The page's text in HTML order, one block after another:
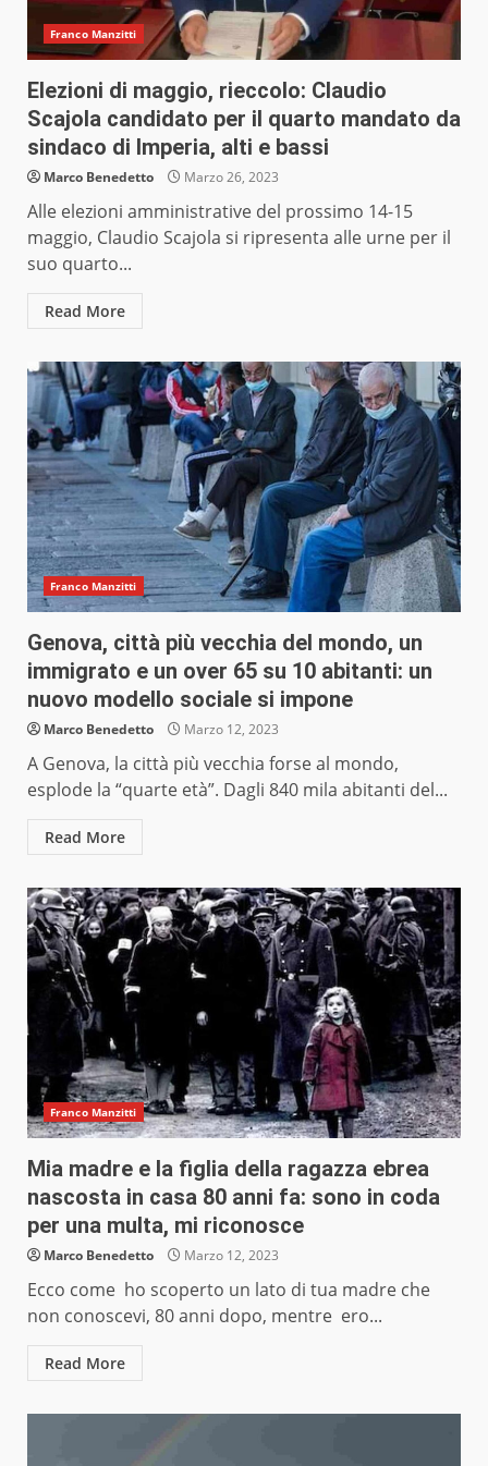
Franco Manzitti
Elezioni di maggio, rieccolo: Claudio
Scajola candidato per il quarto mandato da
sindaco di Imperia, alti e bassi
Marco Benedetto Marzo 26, 2023
Alle elezioni amministrative del prossimo 14-15
maggio, Claudio Scajola si ripresenta alle urne per il
suo quarto...
Read More
Franco Manzitti
Genova, città più vecchia del mondo, un
immigrato e un over 65 su 10 abitanti: un
nuovo modello sociale si impone
Marco Benedetto Marzo 12, 2023
A Genova, la città più vecchia forse al mondo,
esplode la “quarte età”. Dagli 840 mila abitanti del...
Read More
Franco Manzitti
Mia madre e la figlia della ragazza ebrea
nascosta in casa 80 anni fa: sono in coda
per una multa, mi riconosce
Marco Benedetto Marzo 12, 2023
Ecco come ho scoperto un lato di tua madre che
non conoscevi, 80 anni dopo, mentre ero...
Read More